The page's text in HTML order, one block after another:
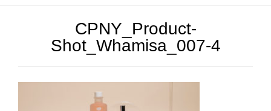
CPNY_Product-
Shot_Whamisa_007-4